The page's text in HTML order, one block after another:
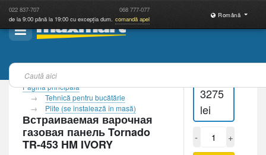
022 837-707 068 777-077
de la 9:00 până la 19:00 cu excepția dum. comandă apel
Română
Pagina principală
Tehnică pentru bucătărie
Plite (se instalează în masă)
Встраиваемая варочная
газовая панель Tornado
TR-453 HM IVORY
3275
lei
- +